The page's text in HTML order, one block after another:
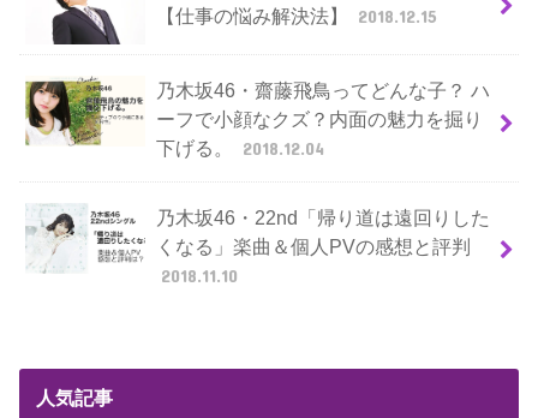
【仕事の悩み解決法】 2018.12.15
乃木坂46・齋藤飛鳥ってどんな子？ ハ
ーフで小顔なクズ？内面の魅力を掘り
下げる。
2018.12.04
乃木坂46・22nd「帰り道は遠回りした
くなる」楽曲＆個人PVの感想と評判
2018.11.10
人気記事